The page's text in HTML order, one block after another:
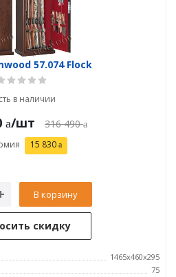
57.074 Flock
в наличии
/шт 316 490
15 830
В корзину
скидку
1465х460х295
75